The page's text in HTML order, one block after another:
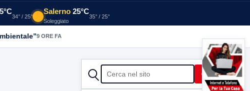
34° / 25°
Salerno 25°C
Soleggiato
35° / 25°
9 ORE FA
CERCA Cerca